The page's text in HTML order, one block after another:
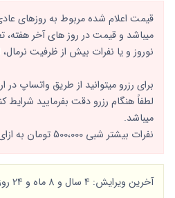
قیمت اعلام شده مربوط به روزهای
میباشد و قیمت در روز های آخر هفته،
نوروز و یا نفرات بیش از ظرفیت
براى رزرو میتوانید از طریق واتساپ در
لطفاً هنگام رزرو دقت بفرمایید شرایط
میباشد.
نفرات بیشتر شبی 500،000 تومان به ازای هر نفر
آخرین ویرایش: 4 سال و 8 ماه و 24 روز قبل